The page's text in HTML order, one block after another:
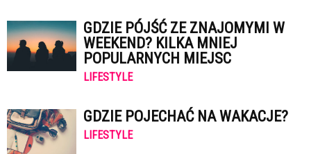
GDZIE PÓJŚĆ ZE ZNAJOMYMI W
WEEKEND? KILKA MNIEJ
POPULARNYCH MIEJSC
LIFESTYLE
GDZIE POJECHAĆ NA WAKACJE?
LIFESTYLE